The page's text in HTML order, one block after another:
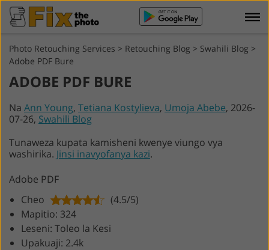
Photo Retouching Services > Retouching Blog > Swahili Blog >
Adobe PDF Bure
ADOBE PDF BURE
Na Ann Young, Tetiana Kostylieva, Umoja Abebe, 2026-
07-26, Swahili Blog
Tunaweza kupata kamisheni kwenye viungo vya
washirika. Jinsi inavyofanya kazi.
Adobe PDF
Cheo
(4.5/5)
Mapitio: 324
Leseni: Toleo la Kesi
Upakuaji: 2.4k